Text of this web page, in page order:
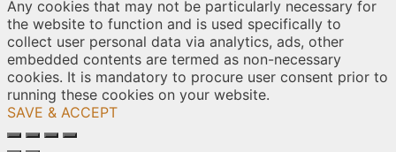
Any cookies that may not be particularly necessary for
the website to function and is used specifically to
collect user personal data via analytics, ads, other
embedded contents are termed as non-necessary
cookies. It is mandatory to procure user consent prior to
running these cookies on your website.
SAVE & ACCEPT